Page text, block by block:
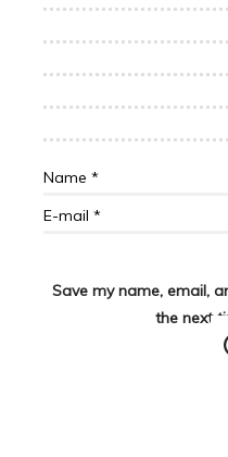
Save my name, email,
the next